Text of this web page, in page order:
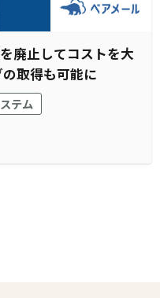
廃止してコストを大
取得も可能に
テム